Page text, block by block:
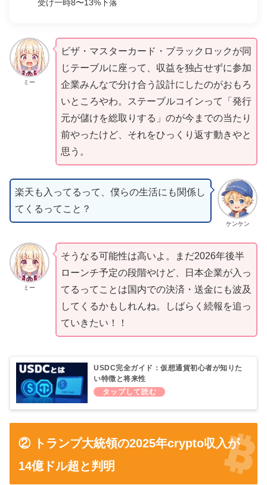
受け一時8〜13%下落
ミー
ビザ・マスターカード・ブラックロックが同
じテーブルに座って、収益を独占せずに参加
企業みんなで分け合う設計にしたのがおもろ
いところやわ。ステーブルコインって「発行
元が儲けを総取りする」のが今までの当たり
前やったけど、それをひっくり返す動きやと
思う。
ケンケン
楽天も入ってるって、僕らの生活にも関係し
てくるってこと？
ミー
そうなる可能性は高いよ。まだ2026年後半
ローンチ予定の段階やけど、日本企業が入っ
てるってことは国内での決済・送金にも波及
してくるかもしれんね。しばらく続報を追っ
ていきたい！！
USDC完全ガイド：仮想通貨初心者が知りた
い特徴と将来性
② トランプ大統領の2025年crypto収入が
14億ドル超と判明